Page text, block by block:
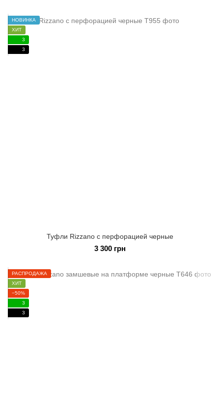
НОВИНКА
ХИТ
3
3
Туфли Rizzano с перфорацией черные
3 300 грн
РАСПРОДАЖА
ХИТ
−50%
3
3